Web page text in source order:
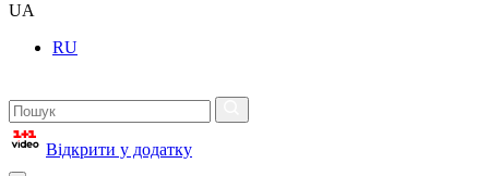
UA
RU
Відкрити у додатку